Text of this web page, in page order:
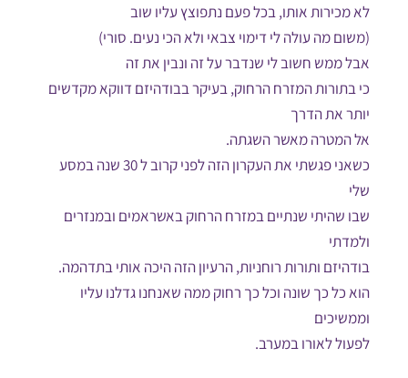
לא מכירות אותו, בכל פעם נתפוצץ עליו שוב
(משום מה עולה לי דימוי צבאי ולא הכי נעים. סורי)
אבל ממש חשוב לי שנדבר על זה ונבין את זה
כי בתורות המזרח הרחוק, בעיקר בבודהיזם דווקא מקדשים
יותר את הדרך
אל המטרה מאשר השגתה.
כשאני פגשתי את העקרון הזה לפני קרוב ל 30 שנה במסע
שלי
שבו שהיתי שנתיים במזרח הרחוק באשראמים ובמנזרים
ולמדתי
בודהיזם ותורות רוחניות, הרעיון הזה היכה אותי בתדהמה.
הוא כל כך שונה וכל כך רחוק ממה שאנחנו גדלנו עליו
וממשיכים
לפעול לאורו במערב.